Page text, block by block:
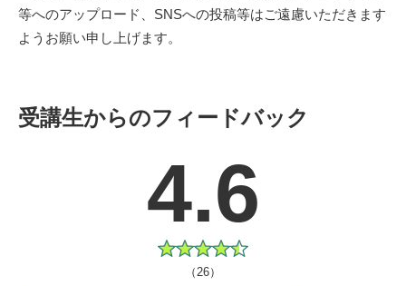
等へのアップロード、SNSへの投稿等はご遠慮いただきます
ようお願い申し上げます。
受講生からのフィードバック
4.6
（26）